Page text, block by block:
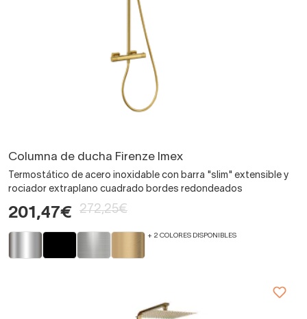
Columna de ducha Firenze Imex
Termostático de acero inoxidable con barra "slim" extensible y
rociador extraplano cuadrado bordes redondeados
201,47€ 272,25€
+ 2 COLORES DISPONIBLES